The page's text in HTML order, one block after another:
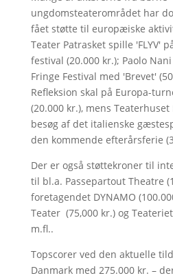
ungdomsteaterområdet har
fået støtte til europæiske
Teater Patrasket spille 'FLYV'
festival (20.000 kr.); Paolo
Fringe Festival med 'Brevet'
Refleksion skal på Europa-
(20.000 kr.), mens
besøg af det italienske
den kommende efterårsferie
Der er også støttekroner til
til bl.a. Passepartout Theatre
foretagendet DYNAMO
Teater (75,000 kr.) og
m.fl..
Topscorer ved den aktuelle
Danmark med 275.000 kr. –